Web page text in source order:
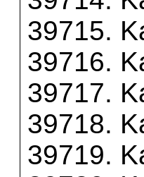
39715.
39716.
39717.
39718.
39719.